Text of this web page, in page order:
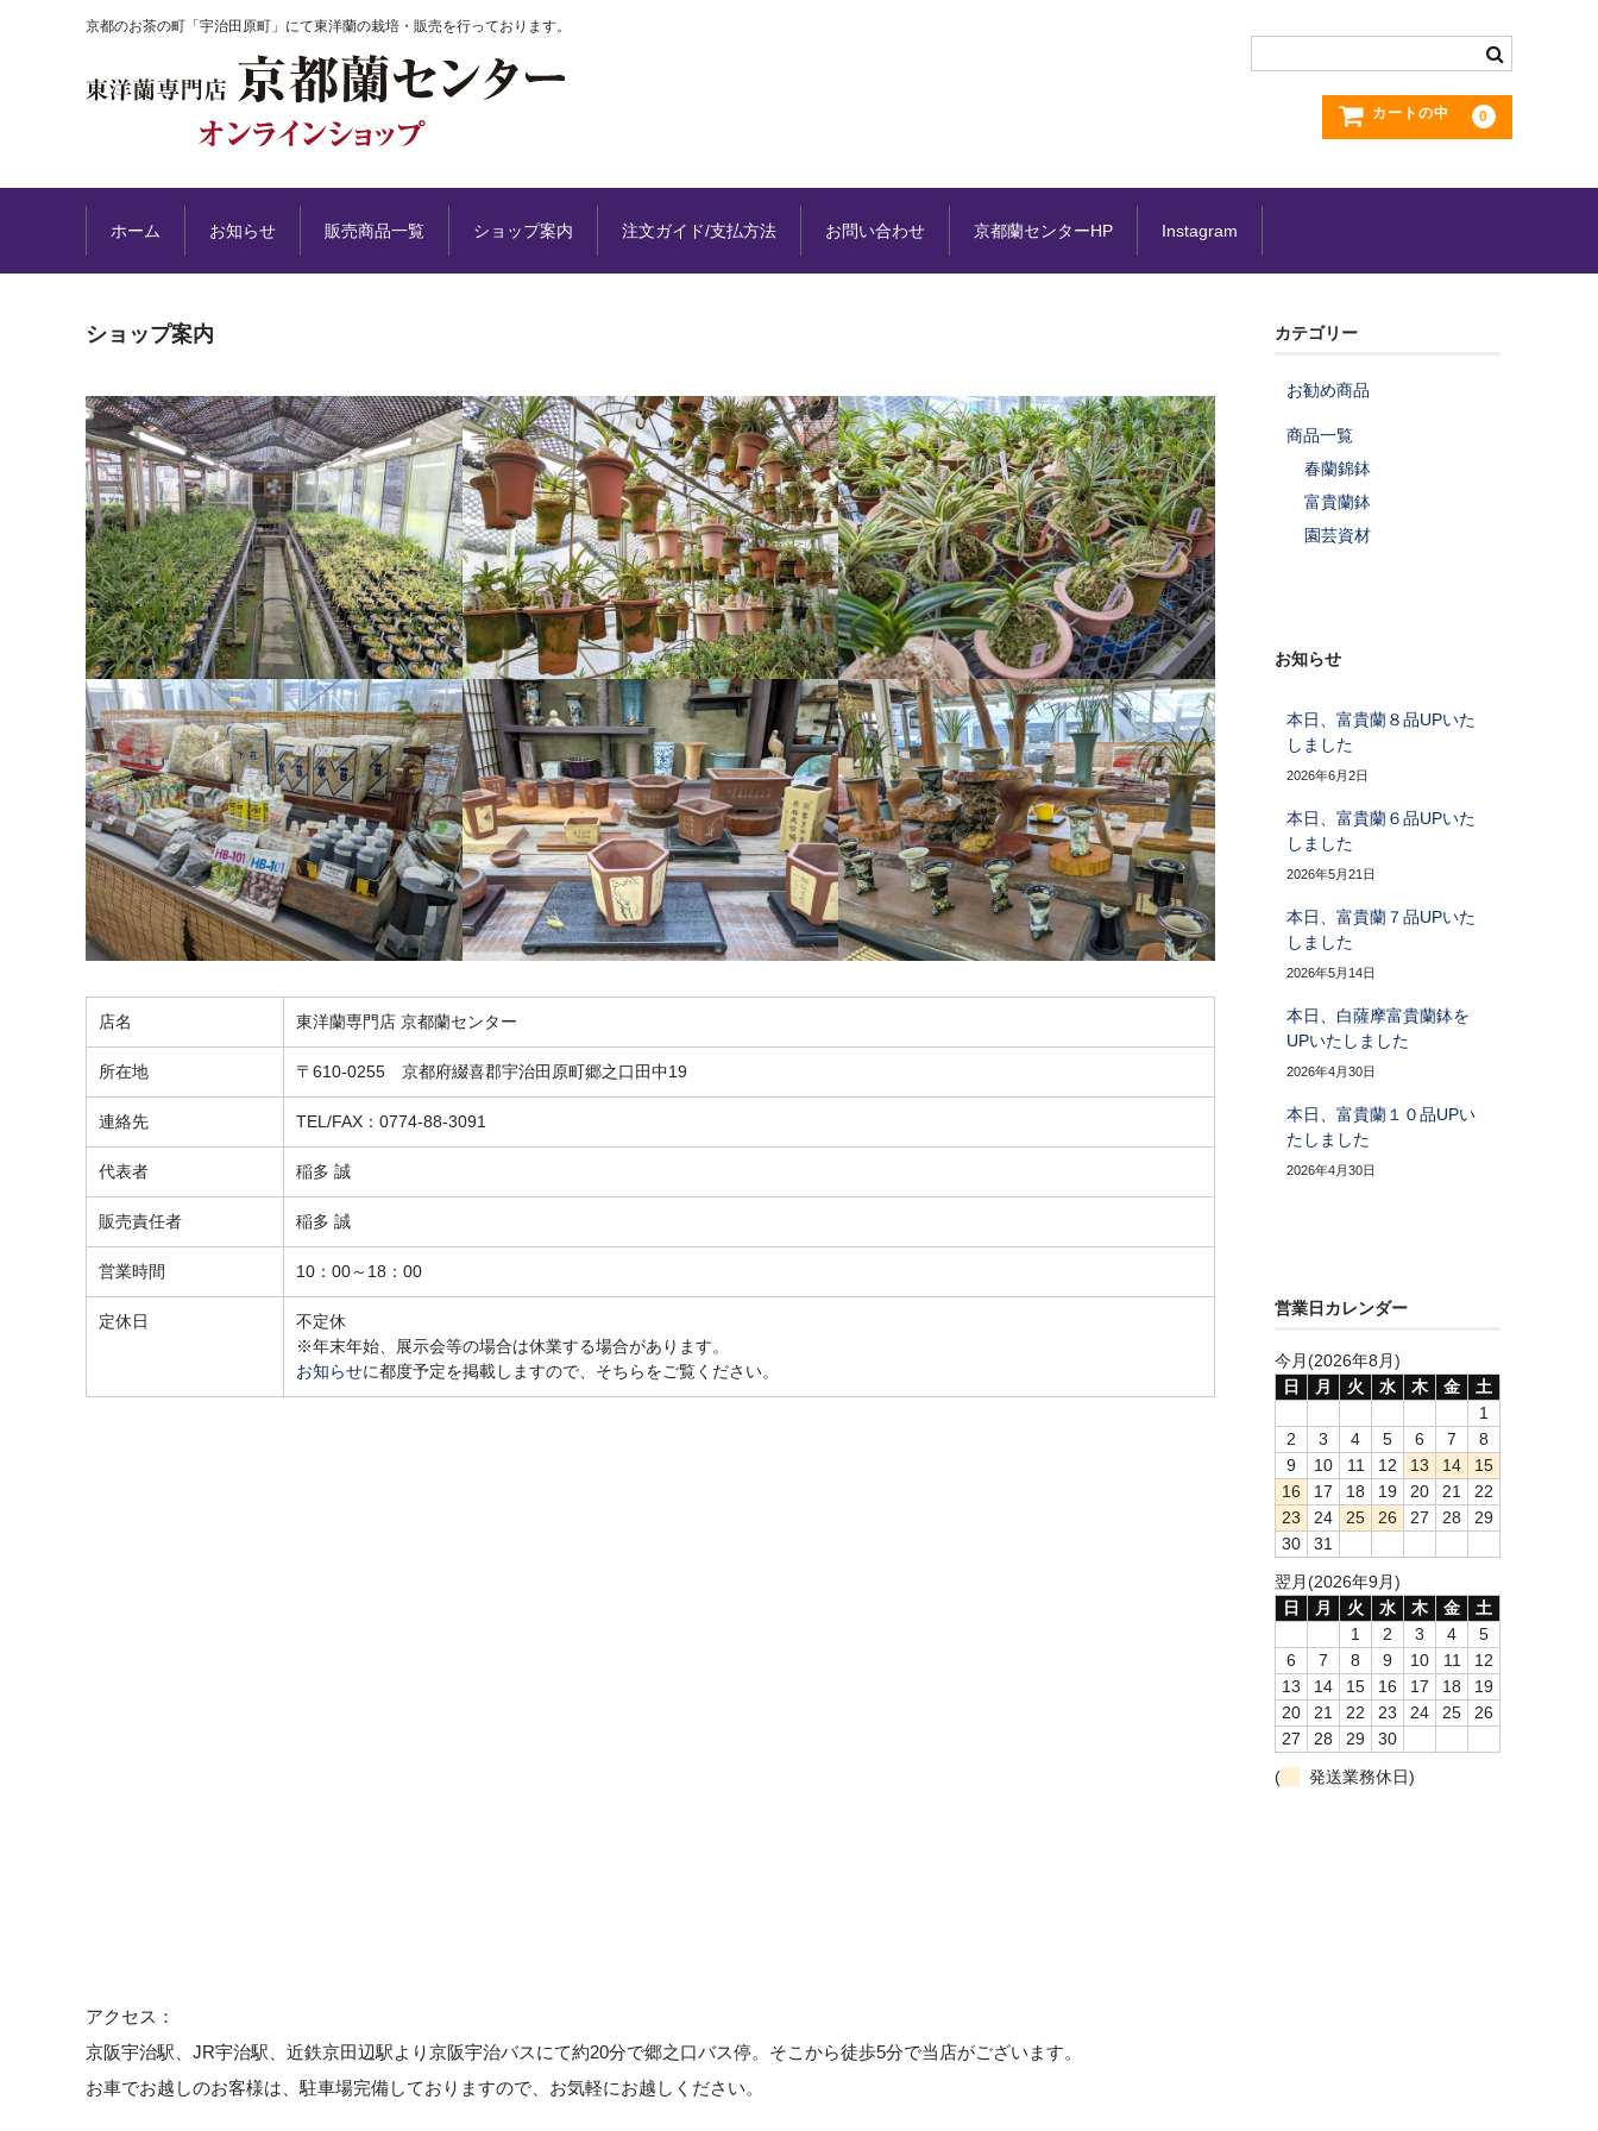
京都のお茶の町「宇治田原町」にて東洋蘭の栽培・販売を行っております。
カートの中 0
ホーム お知らせ 販売商品一覧 ショップ案内 注文ガイド/支払方法 お問い合わせ 京都蘭センターHP Instagram
ショップ案内
店名 東洋蘭専門店 京都蘭センター
所在地 〒610-0255 京都府綴喜郡宇治田原町郷之口田中19
連絡先 TEL/FAX：0774-88-3091
代表者 稲多 誠
販売責任者 稲多 誠
営業時間 10：00～18：00
定休日
不定休
※年末年始、展示会等の場合は休業する場合があります。
お知らせに都度予定を掲載しますので、そちらをご覧ください。
アクセス：
京阪宇治駅、JR宇治駅、近鉄京田辺駅より京阪宇治バスにて約20分で郷之口バス停。そこから徒歩5分で当店がございます。
お車でお越しのお客様は、駐車場完備しておりますので、お気軽にお越しください。
カテゴリー
お勧め商品
商品一覧
春蘭錦鉢
富貴蘭鉢
園芸資材
お知らせ
本日、富貴蘭８品UPいた
しました
2026年6月2日
本日、富貴蘭６品UPいた
しました
2026年5月21日
本日、富貴蘭７品UPいた
しました
2026年5月14日
本日、白薩摩富貴蘭鉢を
UPいたしました
2026年4月30日
本日、富貴蘭１０品UPい
たしました
2026年4月30日
営業日カレンダー
今月(2026年8月)
日
月 火 水 木 金
土
1
2
3 4 5 6 7
8
9
10 11 12 13 14
15
16
17 18 19 20 21
22
23
24 25 26 27 28
29
30
31
翌月(2026年9月)
日
月 火 水 木 金
土
1
2 3 4
5
6
7 8 9 10 11
12
13
14 15 16 17 18
19
20
21 22 23 24 25
26
27
28 29
30
(
発送業務休日)